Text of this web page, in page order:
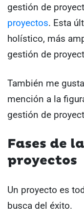
gestión de
proyectos. Esta
holístico, más
gestión de
También me
mención a la
gestión de
Fases de
proyectos
Un proyecto es
busca del éxito.